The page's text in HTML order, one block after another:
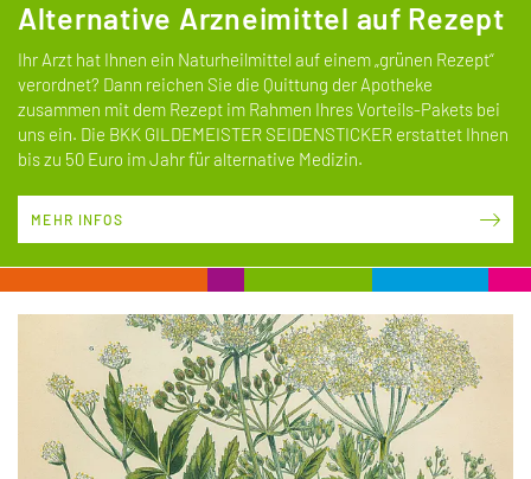
Alternative Arzneimittel auf Rezept
Ihr Arzt hat Ihnen ein Naturheilmittel auf einem „grünen Rezept“
verordnet? Dann reichen Sie die Quittung der Apotheke
zusammen mit dem Rezept im Rahmen Ihres Vorteils-Pakets bei
uns ein. Die BKK GILDEMEISTER SEIDENSTICKER erstattet Ihnen
bis zu 50 Euro im Jahr für alternative Medizin.
MEHR INFOS